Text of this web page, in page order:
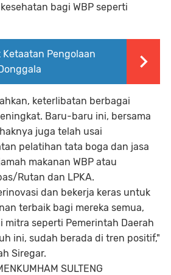
bagi WBP seperti
Pengolaan
keterlibatan berbagai
Baru-baru ini, bersama
juga telah usai
pelatihan tata boga dan jasa
makanan WBP atau
Rutan dan LPKA.
dan bekerja keras untuk
terbaik bagi mereka semua,
mitra seperti Pemerintah Daerah
ini, sudah berada di tren positif,"
Siregar.
SULTENG